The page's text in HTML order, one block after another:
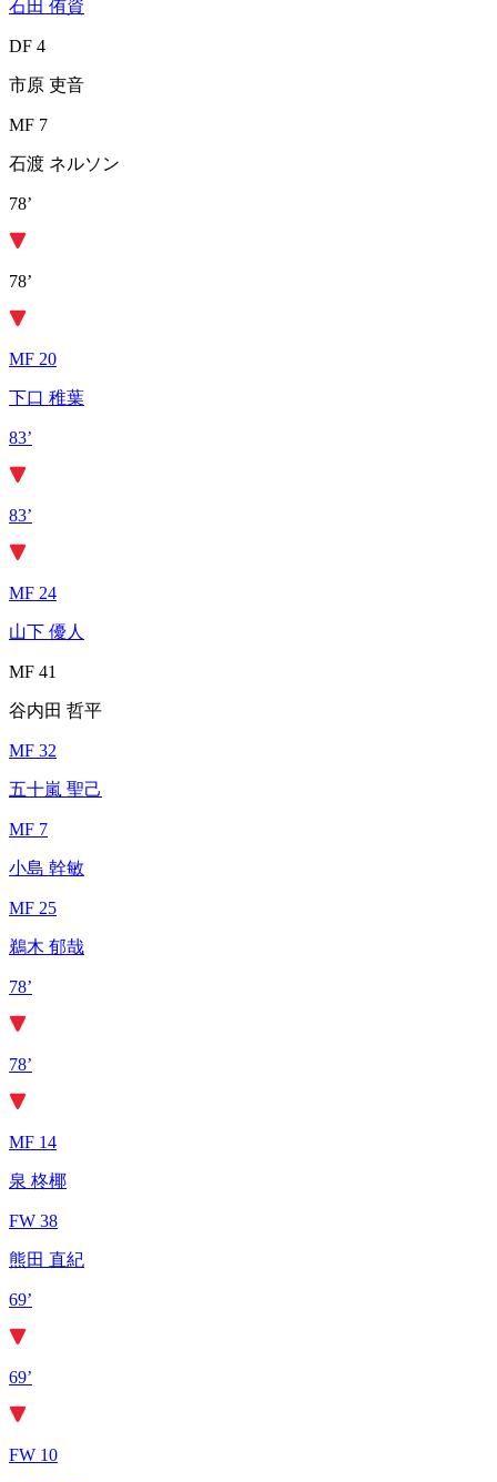
石田 侑資
DF 4
市原 吏音
MF 7
石渡 ネルソン
78’
78’
MF 20
下口 稚葉
83’
83’
MF 24
山下 優人
MF 41
谷内田 哲平
MF 32
五十嵐 聖己
MF 7
小島 幹敏
MF 25
鵜木 郁哉
78’
78’
MF 14
泉 柊椰
FW 38
熊田 直紀
69’
69’
FW 10